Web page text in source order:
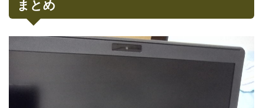
まとめ